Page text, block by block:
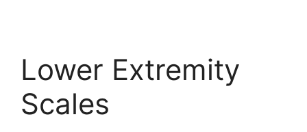
Lower Extremity
Scales